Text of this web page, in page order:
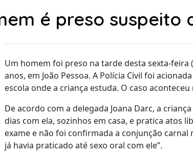
é preso suspeito
Um homem foi preso na tarde desta sexta-
anos, em João Pessoa. A Polícia Civil foi
escola onde a criança estuda. O caso
De acordo com a delegada Joana Darc, a
dias com ela, sozinhos em casa, e pratica atos
exame e não foi confirmada a conjunção
já havia praticado até sexo oral com ele”.